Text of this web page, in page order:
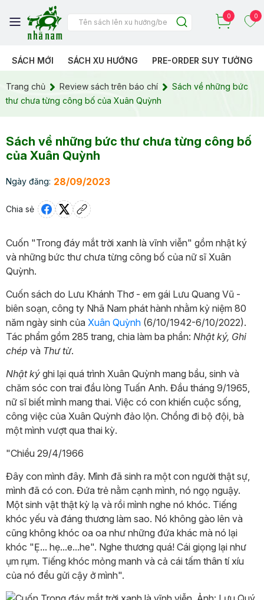
0 0
SÁCH MỚI SÁCH XU HƯỚNG PRE-ORDER SUY TƯỞNG
Trang chủ Review sách trên báo chí
Sách về những bức
thư chưa từng công bố của Xuân Quỳnh
Sách về những bức thư chưa từng công bố
của Xuân Quỳnh
Ngày đăng: 28/09/2023
Chia sẻ
Cuốn "Trong đáy mắt trời xanh là vĩnh viễn" gồm nhật ký
và những bức thư chưa từng công bố của nữ sĩ Xuân
Quỳnh.
Cuốn sách do Lưu Khánh Thơ - em gái Lưu Quang Vũ -
biên soạn, công ty Nhã Nam phát hành nhằm kỷ niệm 80
năm ngày sinh của Xuân Quỳnh (6/10/1942-6/10/2022).
Tác phẩm gồm 285 trang, chia làm ba phần: Nhật ký, Ghi
chép và Thư từ.
Nhật ký ghi lại quá trình Xuân Quỳnh mang bầu, sinh và
chăm sóc con trai đầu lòng Tuấn Anh. Đầu tháng 9/1965,
nữ sĩ biết mình mang thai. Việc có con khiến cuộc sống,
công việc của Xuân Quỳnh đảo lộn. Chồng đi bộ đội, bà
một mình vượt qua thai kỳ.
"Chiều 29/4/1966
Đây con mình đây. Mình đã sinh ra một con người thật sự,
mình đã có con. Đứa trẻ nằm cạnh mình, nó ngọ nguậy.
Một sinh vật thật kỳ lạ và rồi mình nghe nó khóc. Tiếng
khóc yếu và đáng thương làm sao. Nó không gào lên và
cũng không khóc oa oa như những đứa khác mà nó lại
khóc "Ẹ... hẹ...e...he". Nghe thương quá! Cái giọng lại như
ụm rụm. Tiếng khóc mỏng manh và cả cái tấm thân tí xíu
của nó đều gửi cậy ở mình".